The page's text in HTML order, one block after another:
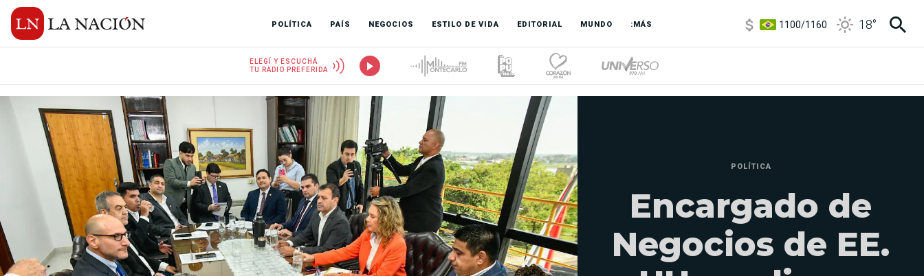
POLÍTICA PAÍS NEGOCIOS ESTILO DE VIDA EDITORIAL MUNDO :MÁS
1100/1160 18°
ELEGÍ Y ESCUCHÁ
TU RADIO PREFERIDA
POLÍTICA
Encargado de
Negocios de EE.